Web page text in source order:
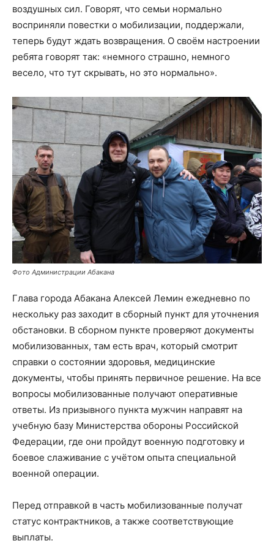
воздушных сил. Говорят, что семьи нормально
восприняли повестки о мобилизации, поддержали,
теперь будут ждать возвращения. О своём настроении
ребята говорят так: «немного страшно, немного
весело, что тут скрывать, но это нормально».
Фото Администрации Абакана
Глава города Абакана Алексей Лемин ежедневно по
нескольку раз заходит в сборный пункт для уточнения
обстановки. В сборном пункте проверяют документы
мобилизованных, там есть врач, который смотрит
справки о состоянии здоровья, медицинские
документы, чтобы принять первичное решение. На все
вопросы мобилизованные получают оперативные
ответы. Из призывного пункта мужчин направят на
учебную базу Министерства обороны Российской
Федерации, где они пройдут военную подготовку и
боевое слаживание с учётом опыта специальной
военной операции.
Перед отправкой в часть мобилизованные получат
статус контрактников, а также соответствующие
выплаты.